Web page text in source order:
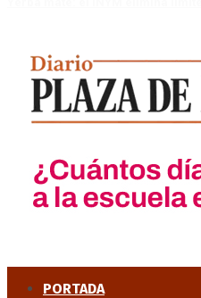
PORTADA